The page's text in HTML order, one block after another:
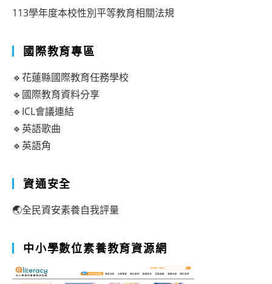
113學年度本校性別平等教育相關法規
國際教育專區
🔹花蓮縣國際教育任務學校
🔹國際教育資料分享
🔹ICL會議連結
🔹英語歌曲
🔹英語角
資通安全
🌏全民資安素養自我評量
中小學數位素養教育資源網